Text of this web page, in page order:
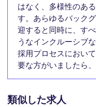
はなく、多様性のあ
す。あらゆるバック
迎すると同時に、す
うなインクルーシブ
採用プロセスにおい
要な方がいましたら、
類似した求人